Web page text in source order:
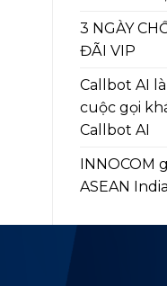
3 NGÀY
ĐÃI VIP
Callbot AI
cuộc gọi
Callbot AI
INNOCOM
ASEAN